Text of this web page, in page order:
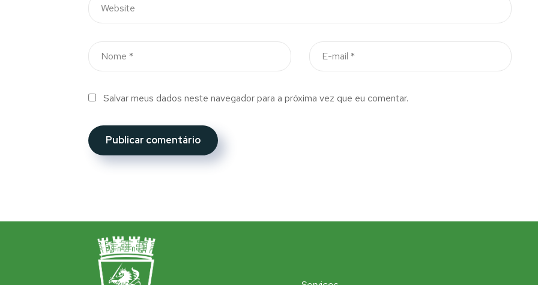
Salvar meus dados neste navegador para a próxima vez que eu comentar.